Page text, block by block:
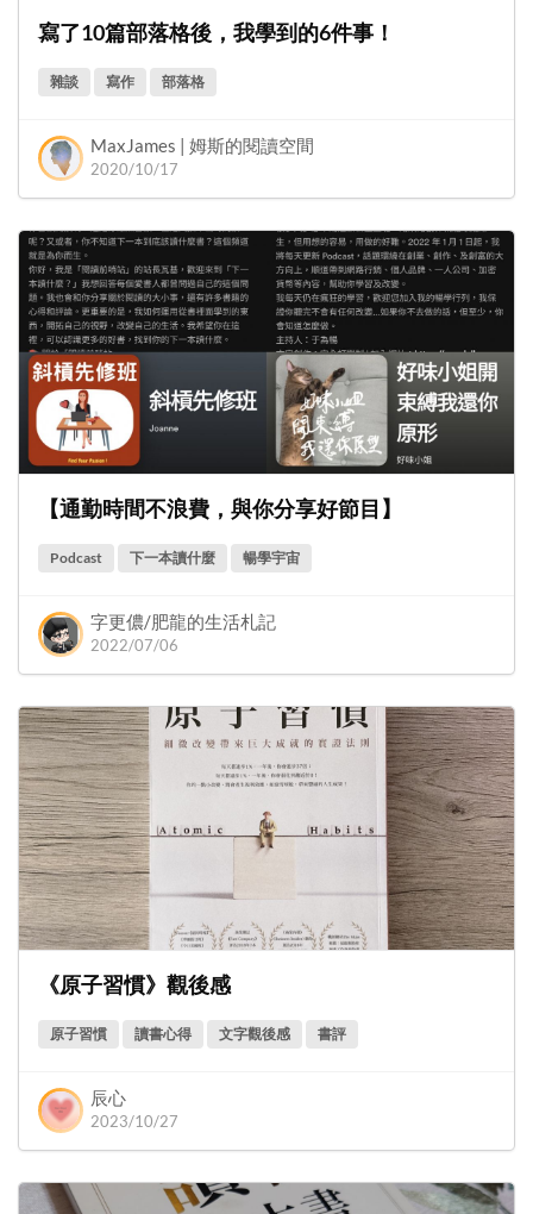
寫了10篇部落格後，我學到的6件事！
雜談 寫作 部落格
MaxJames | 姆斯的閱讀空間
2020/10/17
【通勤時間不浪費，與你分享好節目】
Podcast 下一本讀什麼 暢學宇宙
字更儂/肥龍的生活札記
2022/07/06
《原子習慣》觀後感
原子習慣 讀書心得 文字觀後感 書評
辰心
2023/10/27